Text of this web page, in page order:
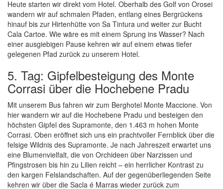
Heute starten wir direkt vom Hotel. Oberhalb des Golf von Orosei
wandern wir auf schmalen Pfaden, entlang eines Bergrückens
hinauf bis zur Hirtenhütte von Sa Tintura und weiter zur Bucht
Cala Cartoe. Wie wäre es mit einem Sprung ins Wasser? Nach
einer ausgiebigen Pause kehren wir auf einem etwas tiefer
gelegenen Pfad zurück zu unserem Hotel.
5. Tag: Gipfelbesteigung des Monte
Corrasi über die Hochebene Pradu
Mit unserem Bus fahren wir zum Berghotel Monte Maccione. Von
hier wandern wir auf die Hochebene Pradu und besteigen den
höchsten Gipfel des Supramonte, den 1.463 m hohen Monte
Corrasi. Oben eröffnet sich uns ein prachtvoller Fernblick über die
felsige Wildnis des Supramonte. Je nach Jahreszeit erwartet uns
eine Blumenvielfalt, die von Orchideen über Narzissen und
Pfingstrosen bis hin zu Lilien reicht – ein herrlicher Kontrast zu
den kargen Felslandschaften. Auf der gegenüberliegenden Seite
kehren wir über die Sacla é Marras wieder zurück zum